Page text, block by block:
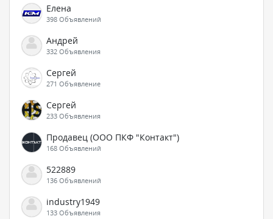
Елена
398 Объявлений
Андрей
332 Объявления
Сергей
271 Объявление
Сергей
233 Объявления
Продавец (ООО ПКФ "Контакт")
168 Объявлений
522889
136 Объявлений
industry1949
133 Объявления